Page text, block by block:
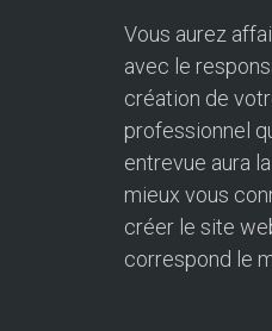
Vous aurez
avec le
création de
professionnel
entrevue aura
mieux vous
créer le site
correspond le